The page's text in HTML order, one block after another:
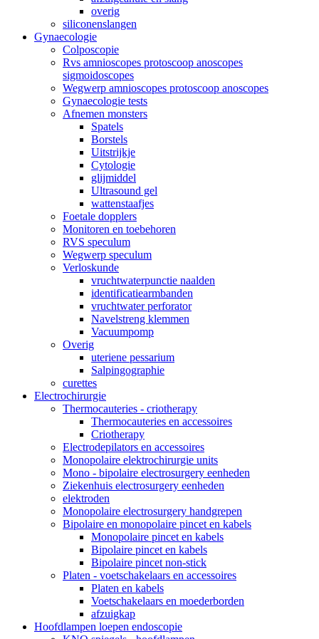
overig
siliconenslangen
Gynaecologie
Colposcopie
Rvs amnioscopes protoscoop anoscopes
sigmoidoscopes
Wegwerp amnioscopes protoscoop anoscopes
Gynaecologie tests
Afnemen monsters
Spatels
Borstels
Uitstrijkje
Cytologie
glijmiddel
Ultrasound gel
wattenstaafjes
Foetale dopplers
Monitoren en toebehoren
RVS speculum
Wegwerp speculum
Verloskunde
vruchtwaterpunctie naalden
identificatiearmbanden
vruchtwater perforator
Navelstreng klemmen
Vacuumpomp
Overig
uteriene pessarium
Salpingographie
curettes
Electrochirurgie
Thermocauteries - criotherapy
Thermocauteries en accessoires
Criotherapy
Electrodepilators en accessoires
Monopolaire elektrochirurgie units
Mono - bipolaire electrosurgery eenheden
Ziekenhuis electrosurgery eenheden
elektroden
Monopolaire electrosurgery handgrepen
Bipolaire en monopolaire pincet en kabels
Monopolaire pincet en kabels
Bipolaire pincet en kabels
Bipolaire pincet non-stick
Platen - voetschakelaars en accessoires
Platen en kabels
Voetschakelaars en moederborden
afzuigkap
Hoofdlampen loepen endoscopie